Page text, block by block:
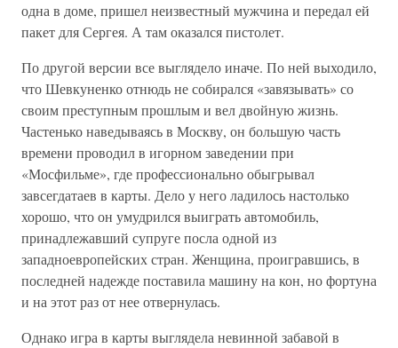
одна в доме, пришел неизвестный мужчина и передал ей
пакет для Сергея. А там оказался пистолет.
По другой версии все выглядело иначе. По ней выходило,
что Шевкуненко отнюдь не собирался «завязывать» со
своим преступным прошлым и вел двойную жизнь.
Частенько наведываясь в Москву, он большую часть
времени проводил в игорном заведении при
«Мосфильме», где профессионально обыгрывал
завсегдатаев в карты. Дело у него ладилось настолько
хорошо, что он умудрился выиграть автомобиль,
принадлежавший супруге посла одной из
западноевропейских стран. Женщина, проигравшись, в
последней надежде поставила машину на кон, но фортуна
и на этот раз от нее отвернулась.
Однако игра в карты выглядела невинной забавой в